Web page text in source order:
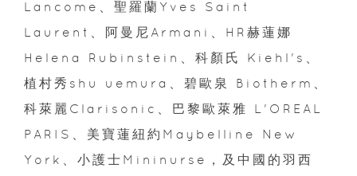
Lancome、聖羅蘭Yves Saint
Laurent、阿曼尼Armani、HR赫蓮娜
Helena Rubinstein、科顏氏 Kiehl's、
植村秀shu uemura、碧歐泉 Biotherm、
科萊麗Clarisonic、巴黎歐萊雅 L'OREAL
PARIS、美寶蓮紐約Maybelline New
York、小護士Mininurse，及中國的羽西